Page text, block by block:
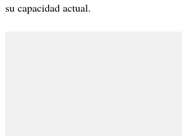
su capacidad actual.